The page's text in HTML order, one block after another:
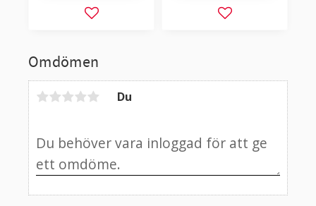
Omdömen
Du
Lägg till i favoriter Lägg till i